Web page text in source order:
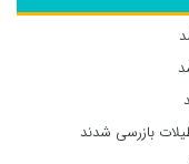
بازرسی شدند